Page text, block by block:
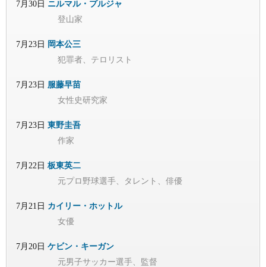
7月30日 ニルマル・プルジャ
登山家
7月23日 岡本公三
犯罪者、テロリスト
7月23日 服藤早苗
女性史研究家
7月23日 東野圭吾
作家
7月22日 板東英二
元プロ野球選手、タレント、俳優
7月21日 カイリー・ホットル
女優
7月20日 ケビン・キーガン
元男子サッカー選手、監督